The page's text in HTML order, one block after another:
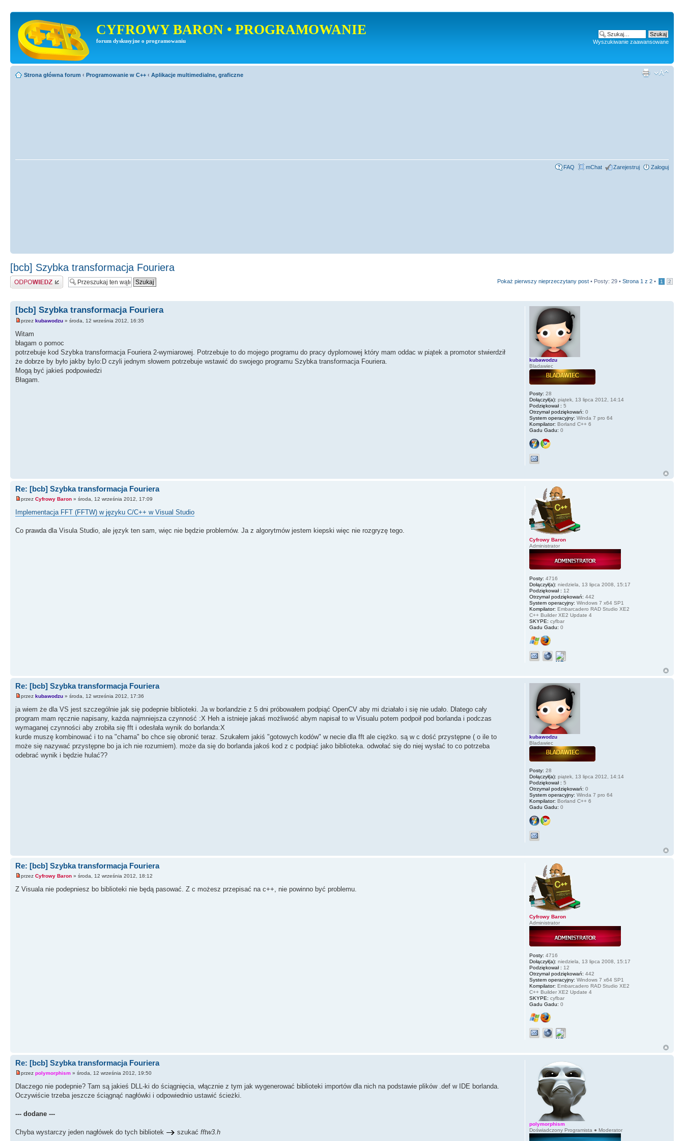
CYFROWY BARON • PROGRAMOWANIE
forum dyskusyjne o programowaniu Wyszukiwanie zaawansowane
Strona główna forum ‹ Programowanie w C++ ‹ Aplikacje multimedialne, graficzne
FAQ mChat Zarejestruj Zaloguj
[bcb] Szybka transformacja Fouriera
Odpowiedz Pokaż pierwszy nieprzeczytany post • Posty: 29 • Strona 1 z 2 • 1 2
[bcb] Szybka transformacja Fouriera
przez kubawodzu » środa, 12 września 2012, 16:35
Witam
błagam o pomoc
potrzebuje kod Szybka transformacja Fouriera 2-wymiarowej. Potrzebuje to do mojego programu do pracy dyplomowej który mam oddac w piątek a promotor stwierdził
że dobrze by było jakby bylo:D czyli jednym słowem potrzebuje wstawić do swojego programu Szybka transformacja Fouriera.
Mogą być jakieś podpowiedzi
Błagam.
kubawodzu
Bladawiec
Posty: 28
Dołączył(a): piątek, 13 lipca 2012, 14:14
Podziękował : 5
Otrzymał podziękowań: 0
System operacyjny: Winda 7 pro 64
Kompilator: Borland C++ 6
Gadu Gadu: 0
Re: [bcb] Szybka transformacja Fouriera
przez Cyfrowy Baron » środa, 12 września 2012, 17:09
Implementacja FFT (FFTW) w języku C/C++ w Visual Studio
Co prawda dla Visula Studio, ale język ten sam, więc nie będzie problemów. Ja z algorytmów jestem kiepski więc nie rozgryzę tego.
Cyfrowy Baron
Administrator
Posty: 4716
Dołączył(a): niedziela, 13 lipca 2008, 15:17
Podziękował : 12
Otrzymał podziękowań: 442
System operacyjny: Windows 7 x64 SP1
Kompilator: Embarcadero RAD Studio XE2
C++ Builder XE2 Update 4
SKYPE: cyfbar
Gadu Gadu: 0
Re: [bcb] Szybka transformacja Fouriera
przez kubawodzu » środa, 12 września 2012, 17:36
ja wiem że dla VS jest szczególnie jak się podepnie biblioteki. Ja w borlandzie z 5 dni próbowałem podpiąć OpenCV aby mi działało i się nie udało. Dlatego cały
program mam ręcznie napisany, każda najmniejsza czynność :X Heh a istnieje jakaś możliwość abym napisał to w Visualu potem podpoił pod borlanda i podczas
wymaganej czynności aby zrobiła się fft i odesłała wynik do borlanda:X
kurde muszę kombinować i to na "chama" bo chce się obronić teraz. Szukałem jakiś "gotowych kodów" w necie dla fft ale ciężko. są w c dość przystępne ( o ile to
może się nazywać przystępne bo ja ich nie rozumiem). może da się do borlanda jakoś kod z c podpiąć jako biblioteka. odwołać się do niej wysłać to co potrzeba
odebrać wynik i będzie hulać??
kubawodzu
Bladawiec
Posty: 28
Dołączył(a): piątek, 13 lipca 2012, 14:14
Podziękował : 5
Otrzymał podziękowań: 0
System operacyjny: Winda 7 pro 64
Kompilator: Borland C++ 6
Gadu Gadu: 0
Re: [bcb] Szybka transformacja Fouriera
przez Cyfrowy Baron » środa, 12 września 2012, 18:12
Z Visuala nie podepniesz bo biblioteki nie będą pasować. Z c możesz przepisać na c++, nie powinno być problemu.
Cyfrowy Baron
Administrator
Posty: 4716
Dołączył(a): niedziela, 13 lipca 2008, 15:17
Podziękował : 12
Otrzymał podziękowań: 442
System operacyjny: Windows 7 x64 SP1
Kompilator: Embarcadero RAD Studio XE2
C++ Builder XE2 Update 4
SKYPE: cyfbar
Gadu Gadu: 0
Re: [bcb] Szybka transformacja Fouriera
przez polymorphism » środa, 12 września 2012, 19:50
Dlaczego nie podepnie? Tam są jakieś DLL-ki do ściągnięcia, włącznie z tym jak wygenerować biblioteki importów dla nich na podstawie plików .def w IDE borlanda.
Oczywiście trzeba jeszcze ściągnąć nagłówki i odpowiednio ustawić ścieżki.
--- dodane ---
Chyba wystarczy jeden nagłówek do tych bibliotek szukać fftw3.h
polymorphism
Doświadczony Programista ● Moderator